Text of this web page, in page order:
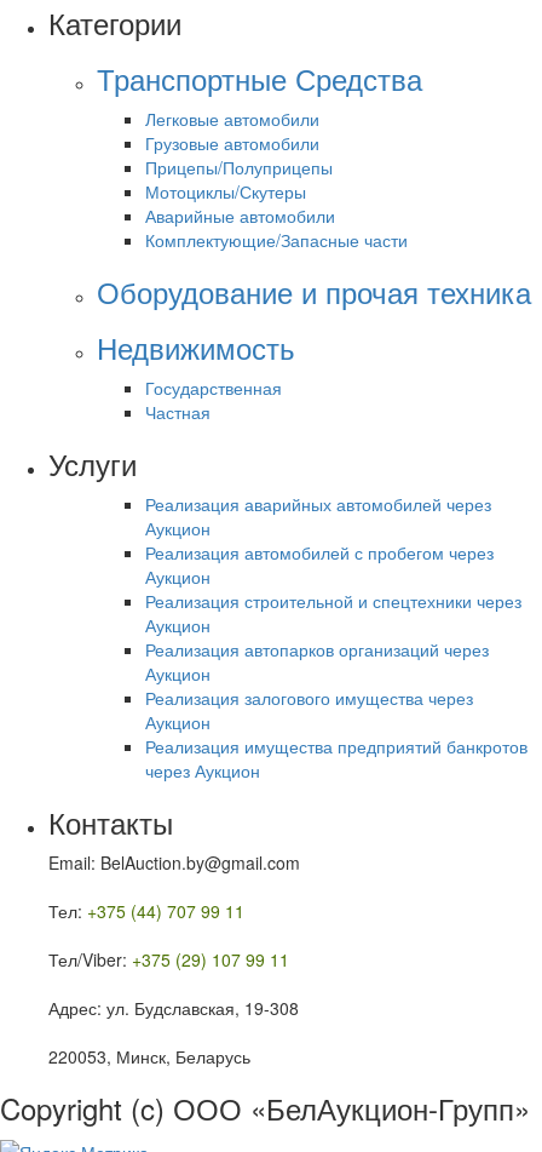
Категории
Транспортные Средства
Легковые автомобили
Грузовые автомобили
Прицепы/Полуприцепы
Мотоциклы/Скутеры
Аварийные автомобили
Комплектующие/Запасные части
Оборудование и прочая техника
Недвижимость
Государственная
Частная
Услуги
Реализация аварийных автомобилей через
Аукцион
Реализация автомобилей с пробегом через
Аукцион
Реализация строительной и спецтехники через
Аукцион
Реализация автопарков организаций через
Аукцион
Реализация залогового имущества через
Аукцион
Реализация имущества предприятий банкротов
через Аукцион
Контакты
Email: BelAuction.by@gmail.com
Тел: +375 (44) 707 99 11
Тел/Viber: +375 (29) 107 99 11
Адрес: ул. Будславская, 19-308
220053, Минск, Беларусь
Copyright (c) ООО «БелАукцион-Групп»